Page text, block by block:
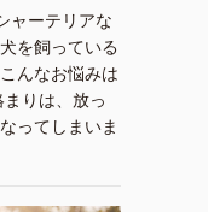
ャーテリアな
を飼っている
んなお悩みは
りは、放っ
ってしまいま